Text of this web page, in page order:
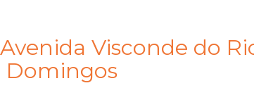
Visconde do
Domingos